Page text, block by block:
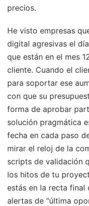
precios.
He visto empresas
digital agresivas el
que están en el mes
cliente. Cuando el
para soportar ese
con que su
forma de aprobar
solución pragmática
fecha en cada paso
mirar el reloj de la
scripts de validación
los hitos de tu
estás en la recta final
alertas de "última